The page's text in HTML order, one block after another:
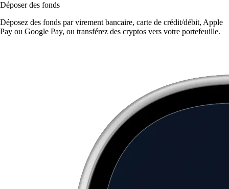
Déposer des fonds
Déposez des fonds par virement bancaire, carte de crédit/débit, Apple
Pay ou Google Pay, ou transférez des cryptos vers votre portefeuille.